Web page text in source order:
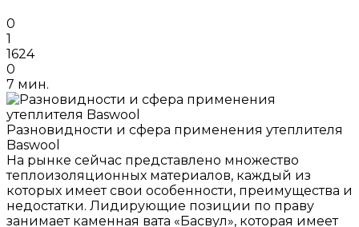
0
1
1624
0
7 мин.
Разновидности и сфера применения утеплителя
Baswool
На рынке сейчас представлено множество
теплоизоляционных материалов, каждый из
которых имеет свои особенности, преимущества и
недостатки. Лидирующие позиции по праву
занимает каменная вата «Басвул», которая имеет